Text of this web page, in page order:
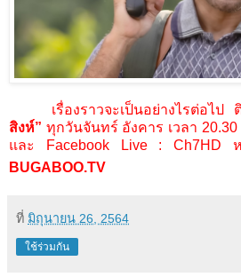
เรื่องราวจะเป็นอย่างไรต่อไป
สิงห์” ทุกวันจันทร์ อังคาร เวลา 20.30
และ
Facebook Live : Ch7HD
BUGABOO.TV
ที่ มิถุนายน 26, 2564
ใช้ร่วมกัน